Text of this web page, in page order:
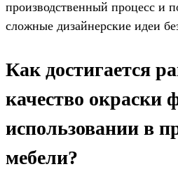
производственный процесс и
сложные дизайнерские идеи
Как достигается
качество окраски
использовании в
мебели?